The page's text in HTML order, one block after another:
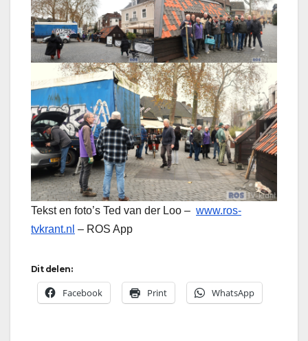
Tekst en foto’s Ted van der Loo – www.ros-
tvkrant.nl – ROS App
Dit delen:
Facebook Print WhatsApp